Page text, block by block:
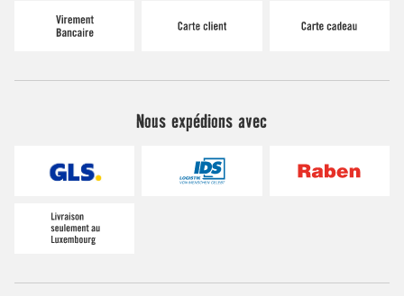
Nous expédions avec